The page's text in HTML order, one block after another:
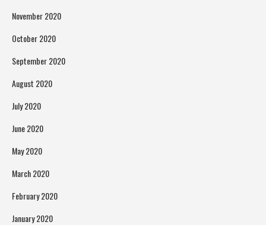
November 2020
October 2020
September 2020
August 2020
July 2020
June 2020
May 2020
March 2020
February 2020
January 2020